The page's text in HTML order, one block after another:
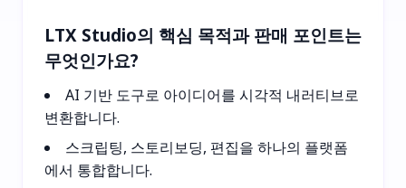
LTX Studio의 핵심 목적과 판매 포인트는
무엇인가요?
AI 기반 도구로 아이디어를 시각적 내러티브로
변환합니다.
스크립팅, 스토리보딩, 편집을 하나의 플랫폼
에서 통합합니다.